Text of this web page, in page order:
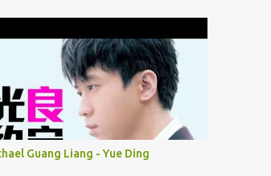
Guang Liang - Yue Ding